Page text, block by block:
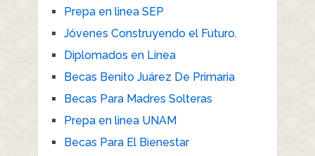
Prepa en linea SEP
Jóvenes Construyendo el Futuro.
Diplomados en Línea
Becas Benito Juárez De Primaria
Becas Para Madres Solteras
Prepa en linea UNAM
Becas Para El Bienestar